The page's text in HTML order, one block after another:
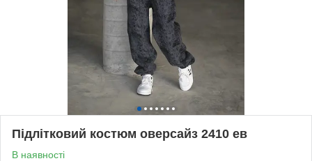
Підлітковий костюм оверсайз 2410 ев
В наявності